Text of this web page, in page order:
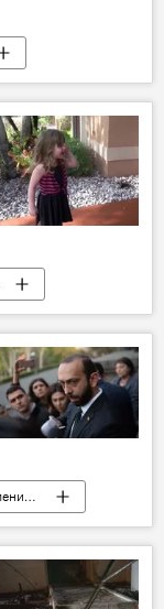
Дело председателя Конституционного суда Армении Грайра Товмасяна